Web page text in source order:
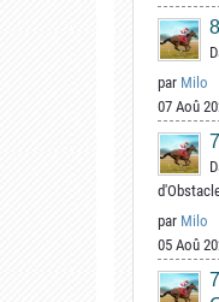
par Milo
07 Aoû
par Milo
05 Aoû